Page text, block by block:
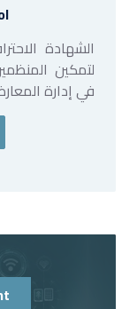
الشهادة
لتمكين
في إدارة